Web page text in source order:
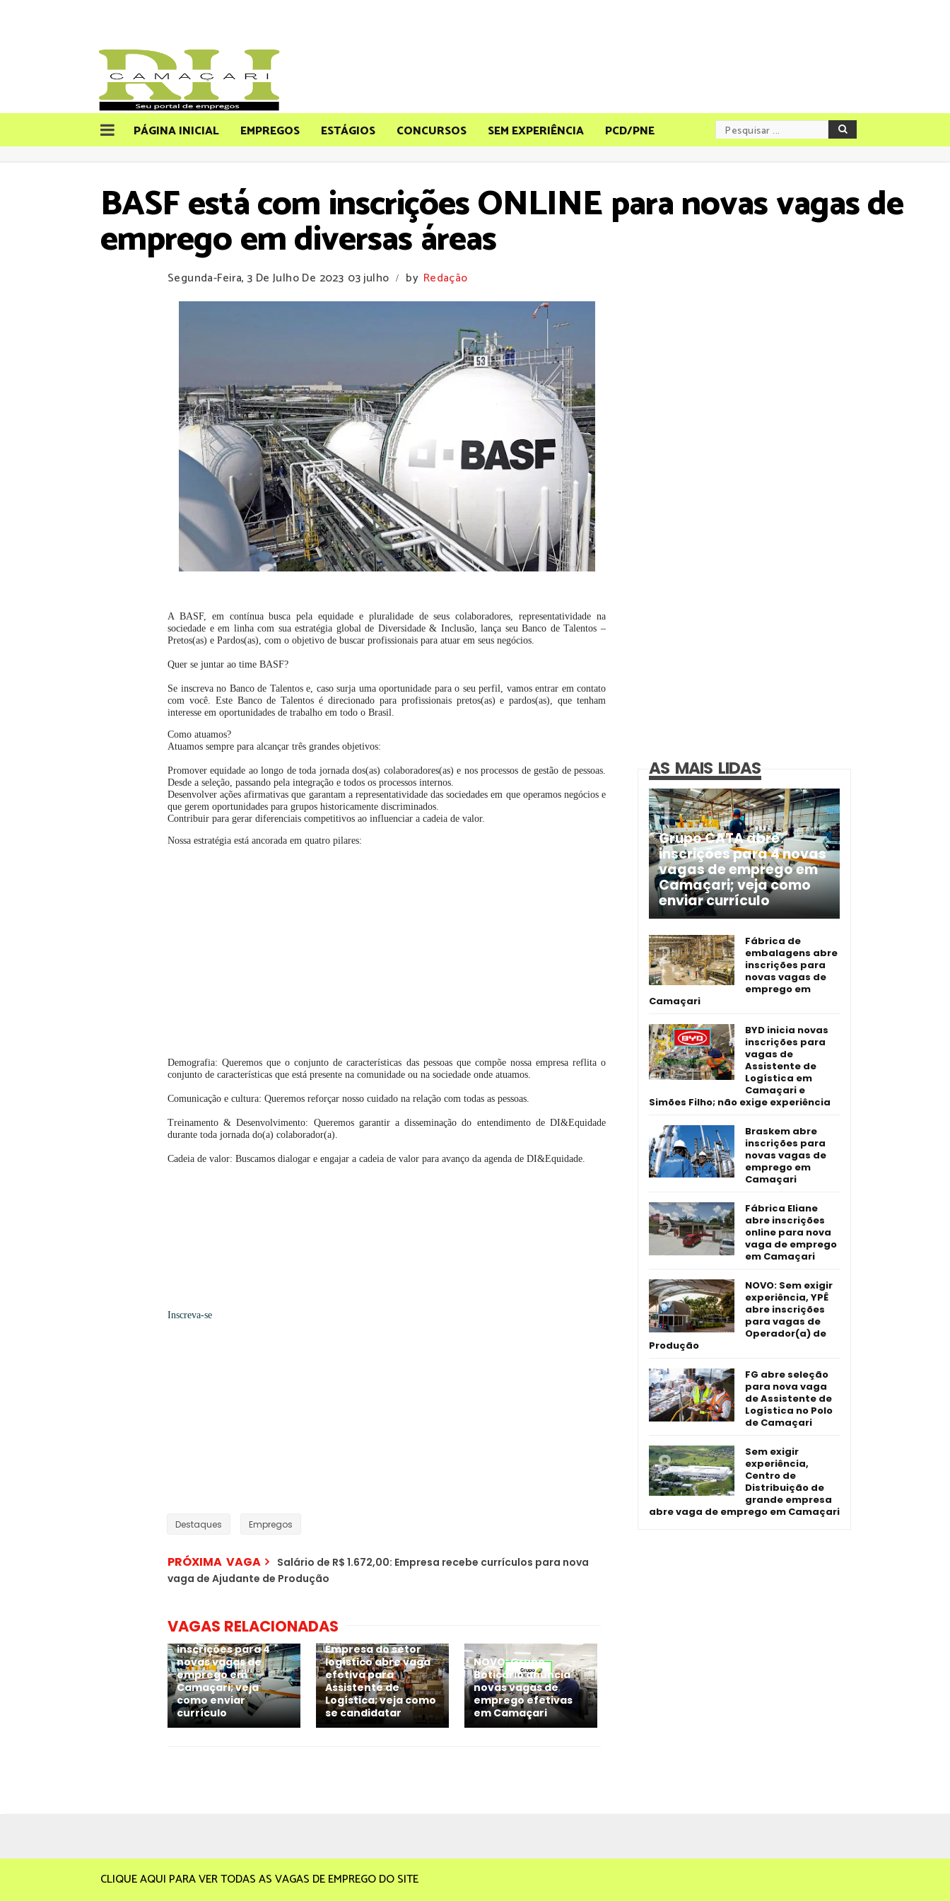
PÁGINA INICIAL EMPREGOS ESTÁGIOS CONCURSOS SEM EXPERIÊNCIA PCD/PNE
BASF está com inscrições ONLINE para novas vagas de
emprego em diversas áreas
Segunda-Feira, 3 De Julho De 2023 03 julho / by Redação
A BASF, em contínua busca pela equidade e pluralidade de seus colaboradores, representatividade na
sociedade e em linha com sua estratégia global de Diversidade & Inclusão, lança seu Banco de Talentos –
Pretos(as) e Pardos(as), com o objetivo de buscar profissionais para atuar em seus negócios.
Quer se juntar ao time BASF?
Se inscreva no Banco de Talentos e, caso surja uma oportunidade para o seu perfil, vamos entrar em contato
com você. Este Banco de Talentos é direcionado para profissionais pretos(as) e pardos(as), que tenham
interesse em oportunidades de trabalho em todo o Brasil.
Como atuamos?
Atuamos sempre para alcançar três grandes objetivos:
Promover equidade ao longo de toda jornada dos(as) colaboradores(as) e nos processos de gestão de pessoas.
Desde a seleção, passando pela integração e todos os processos internos.
Desenvolver ações afirmativas que garantam a representatividade das sociedades em que operamos negócios e
que gerem oportunidades para grupos historicamente discriminados.
Contribuir para gerar diferenciais competitivos ao influenciar a cadeia de valor.
Nossa estratégia está ancorada em quatro pilares:
Demografia: Queremos que o conjunto de características das pessoas que compõe nossa empresa reflita o
conjunto de características que está presente na comunidade ou na sociedade onde atuamos.
Comunicação e cultura: Queremos reforçar nosso cuidado na relação com todas as pessoas.
Treinamento & Desenvolvimento: Queremos garantir a disseminação do entendimento de DI&Equidade
durante toda jornada do(a) colaborador(a).
Cadeia de valor: Buscamos dialogar e engajar a cadeia de valor para avanço da agenda de DI&Equidade.
Inscreva-se
Destaques Empregos
PRÓXIMA VAGA
Salário de R$ 1.672,00: Empresa recebe currículos para nova
vaga de Ajudante de Produção
VAGAS RELACIONADAS
inscrições para 4
novas vagas de
emprego em
Camaçari; veja
como enviar
currículo
Empresa do setor
logístico abre vaga
efetiva para
Assistente de
Logística; veja como
se candidatar
NOVO: Grupo
Boticário anuncia
novas vagas de
emprego efetivas
em Camaçari
AS MAIS LIDAS
Grupo CATA abre
inscrições para 4 novas
vagas de emprego em
Camaçari; veja como
enviar currículo
Fábrica de
embalagens abre
inscrições para
novas vagas de
emprego em
Camaçari
BYD inicia novas
inscrições para
vagas de
Assistente de
Logística em
Camaçari e
Simões Filho; não exige experiência
Braskem abre
inscrições para
novas vagas de
emprego em
Camaçari
Fábrica Eliane
abre inscrições
online para nova
vaga de emprego
em Camaçari
NOVO: Sem exigir
experiência, YPÊ
abre inscrições
para vagas de
Operador(a) de
Produção
FG abre seleção
para nova vaga
de Assistente de
Logística no Polo
de Camaçari
Sem exigir
experiência,
Centro de
Distribuição de
grande empresa
abre vaga de emprego em Camaçari
CLIQUE AQUI PARA VER TODAS AS VAGAS DE EMPREGO DO SITE